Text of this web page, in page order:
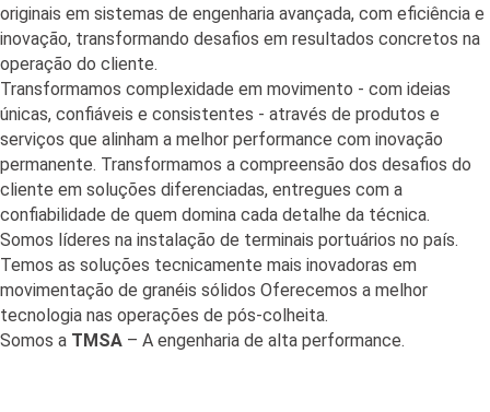
originais em sistemas de engenharia avançada, com eficiência e
inovação, transformando desafios em resultados concretos na
operação do cliente.
Transformamos complexidade em movimento - com ideias
únicas, confiáveis e consistentes - através de produtos e
serviços que alinham a melhor performance com inovação
permanente. Transformamos a compreensão dos desafios do
cliente em soluções diferenciadas, entregues com a
confiabilidade de quem domina cada detalhe da técnica.
Somos líderes na instalação de terminais portuários no país.
Temos as soluções tecnicamente mais inovadoras em
movimentação de granéis sólidos Oferecemos a melhor
tecnologia nas operações de pós-colheita.
Somos a TMSA – A engenharia de alta performance.